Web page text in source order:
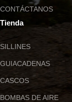
CONTÁCTANOS
Tienda
SILLINES
GUIACADENAS
CASCOS
BOMBAS DE AIRE